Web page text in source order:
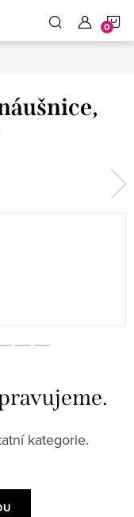
,
kategorie.